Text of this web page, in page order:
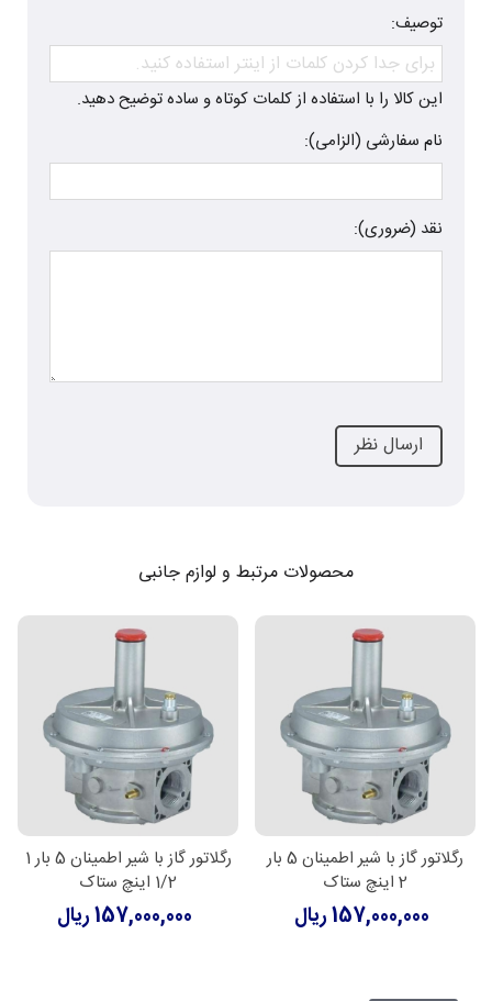
توصیف:
این کالا را با استفاده از کلمات کوتاه و ساده توضیح دهید.
نام سفارشی (الزامی):
نقد (ضروری):
محصولات مرتبط و لوازم جانبی
رگلاتور گاز با شیر اطمینان 5 بار
2 اینچ ستاک
157,000,000 ریال
رگلاتور گاز با شیر اطمینان 5 بار 1
1/2 اینچ ستاک
157,000,000 ریال